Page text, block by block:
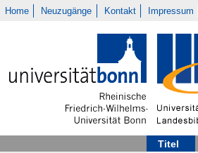
Home Neuzugänge Kontakt Impressum
Titel